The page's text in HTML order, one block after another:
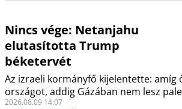
Nincs vége: Netanjahu
elutasította Trump
béketervét
Az izraeli kormányfő kijelentette: amíg
országot, addig Gázában nem lesz
2026.08.09 14:07